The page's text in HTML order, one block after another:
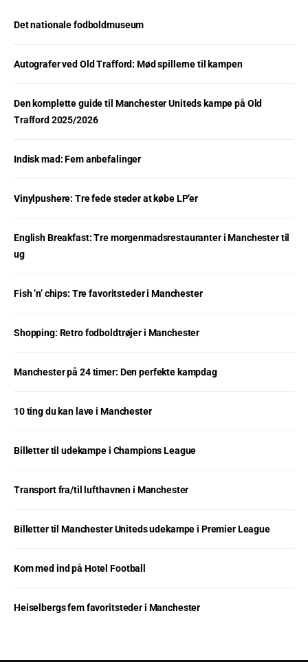
Det nationale fodboldmuseum
Autografer ved Old Trafford: Mød spillerne til kampen
Den komplette guide til Manchester Uniteds kampe på Old
Trafford 2025/2026
Indisk mad: Fem anbefalinger
Vinylpushere: Tre fede steder at købe LP’er
English Breakfast: Tre morgenmadsrestauranter i Manchester til
ug
Fish ’n’ chips: Tre favoritsteder i Manchester
Shopping: Retro fodboldtrøjer i Manchester
Manchester på 24 timer: Den perfekte kampdag
10 ting du kan lave i Manchester
Billetter til udekampe i Champions League
Transport fra/til lufthavnen i Manchester
Billetter til Manchester Uniteds udekampe i Premier League
Kom med ind på Hotel Football
Heiselbergs fem favoritsteder i Manchester